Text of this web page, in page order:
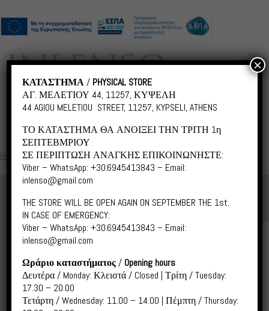
Home /Love Cornelius/ COR013 Cornelius did it his way
ΚΑΤΑΣΤΗΜΑ/ PHYSICAL STORE
ΑΓ. ΜΕΛΕΤΙΟΥ 44, 11257, ΚΥΨΕΛΗ
44 AGIOU MELETIOU STREET, 11257, KYPSELI, ATHENS
ΤΟ ΚΑΤΑΣΤΗΜΑ ΘΑ ΑΝΟΙΞΕΙ ΤΗΝ ΤΡΙΤΗ 1η
ΣΕΠΤΕΒΜΡΙΟΥ
ΣΕ ΠΕΡΙΠΤΩΣΗ ΑΝΑΓΚΗΣ ΕΠΙΚΟΙΝΩΝΗΣΤΕ:
Viber – WhatsApp: +30.6945413843 – Email:
inlenso@gmail.com
THE STORE WILL BE OPEN AGAIN ON SEPTEMBER THE 1st.
IN CASE OF EMERGENCY:
Viber – WhatsApp: +30.6945413843 – Email:
inlenso@gmail.com
Ωράριο καταστήματος/ Opening hours
Δευτέρα / Monday: Κλειστά / Closed | Τρίτη / Tuesday:
17.30 – 20.00
Τετάρτη / Wednesday: 11.00 – 14.00 | Πέμπτη / Thursday:
×